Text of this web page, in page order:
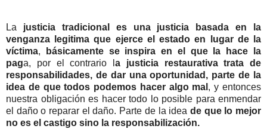
La justicia tradicional es una justicia basada en la
venganza legitima que ejerce el estado en lugar de la
víctima,
básicamente se inspira en el que la hace la
paga, por el contrario l a justicia restaurativa trata de
responsabilidades, de dar una oportunidad, parte de la
idea de que todos podemos hacer algo mal , y entonces
nuestra obligación es hacer todo lo posible para enmendar
el daño o reparar el daño. Parte de la idea de que lo mejor
no es el castigo sino la responsabilización.